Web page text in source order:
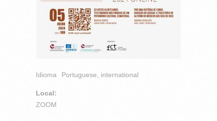
Idioma Portuguese, international
Local:
ZOOM